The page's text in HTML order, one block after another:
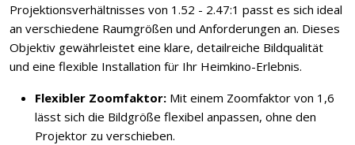
Projektionsverhältnisses von 1.52 - 2.47:1 passt es sich ideal
an verschiedene Raumgrößen und Anforderungen an. Dieses
Objektiv gewährleistet eine klare, detailreiche Bildqualität
und eine flexible Installation für Ihr Heimkino-Erlebnis.
Flexibler Zoomfaktor: Mit einem Zoomfaktor von 1,6
lässt sich die Bildgröße flexibel anpassen, ohne den
Projektor zu verschieben.